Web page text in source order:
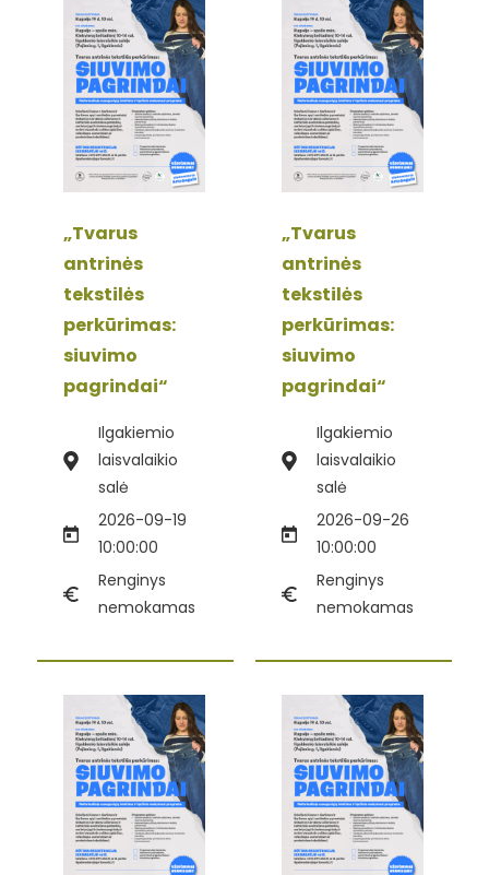
„Tvarus
antrinės
tekstilės
perkūrimas:
siuvimo
pagrindai“
Ilgakiemio
laisvalaikio
salė
2026-09-19
10:00:00
Renginys
nemokamas
„Tvarus
antrinės
tekstilės
perkūrimas:
siuvimo
pagrindai“
Ilgakiemio
laisvalaikio
salė
2026-09-26
10:00:00
Renginys
nemokamas